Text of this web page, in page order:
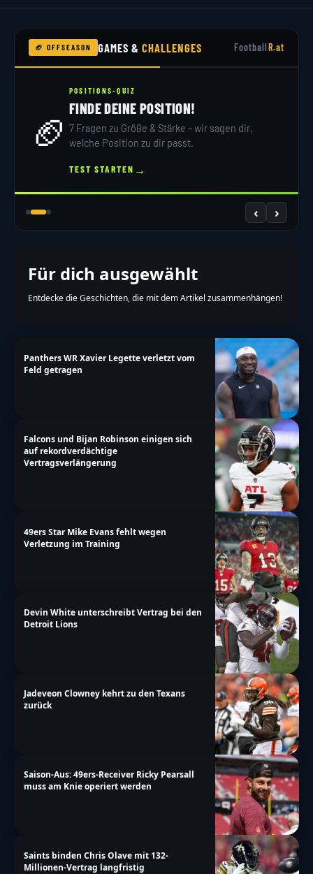
🏈 OFFSEASON GAMES &CHALLENGES FootballR.at
🏈
POSITIONS-QUIZ
FINDE DEINE POSITION!
7 Fragen zu Größe & Stärke – wir sagen dir,
welche Position zu dir passt.
TEST STARTEN →
‹ ›
Für dich ausgewählt
Entdecke die Geschichten, die mit dem Artikel zusammenhängen!
Panthers WR Xavier Legette verletzt vom
Feld getragen
Falcons und Bijan Robinson einigen sich
auf rekordverdächtige
Vertragsverlängerung
49ers Star Mike Evans fehlt wegen
Verletzung im Training
Devin White unterschreibt Vertrag bei den
Detroit Lions
Jadeveon Clowney kehrt zu den Texans
zurück
Saison-Aus: 49ers-Receiver Ricky Pearsall
muss am Knie operiert werden
Saints binden Chris Olave mit 132-
Millionen-Vertrag langfristig